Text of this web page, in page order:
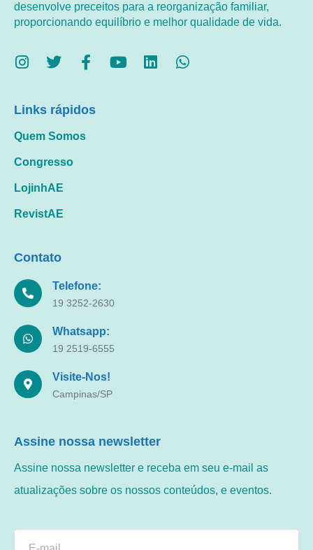
desenvolve preceitos para a reorganização familiar,
proporcionando equilíbrio e melhor qualidade de vida.
Links rápidos
Quem Somos
Congresso
LojinhAE
RevistAE
Contato
Telefone:
19 3252-2630
Whatsapp:
19 2519-6555
Visite-Nos!
Campinas/SP
Assine nossa newsletter
Assine nossa newsletter e receba em seu e-mail as
atualizações sobre os nossos conteúdos, e eventos.